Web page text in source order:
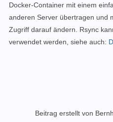
Docker-Container mit einem
anderen Server übertragen und
Zugriff darauf ändern. Rsync
verwendet werden, siehe auch:
Beitrag erstellt von